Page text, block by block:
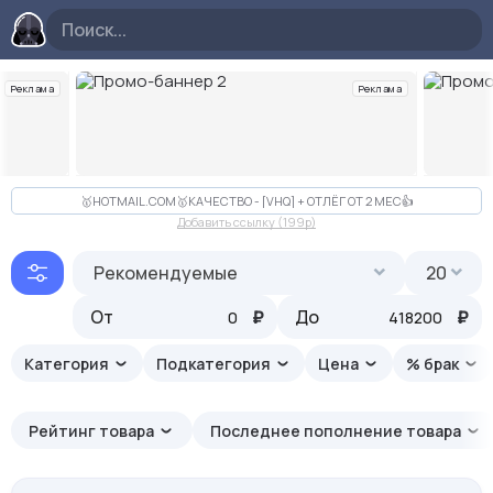
Реклама Реклама
Слайд 2 из 10
🥇HOTMAIL.COM🥇КАЧЕСТВО - [VHQ] + ОТЛЁГ ОТ 2 МЕС👍
Добавить ссылку (199p)
Рекомендуемые
От
₽ До ₽
20
Категория Подкатегория Цена % брак
Рейтинг товара Последнее пополнение товара